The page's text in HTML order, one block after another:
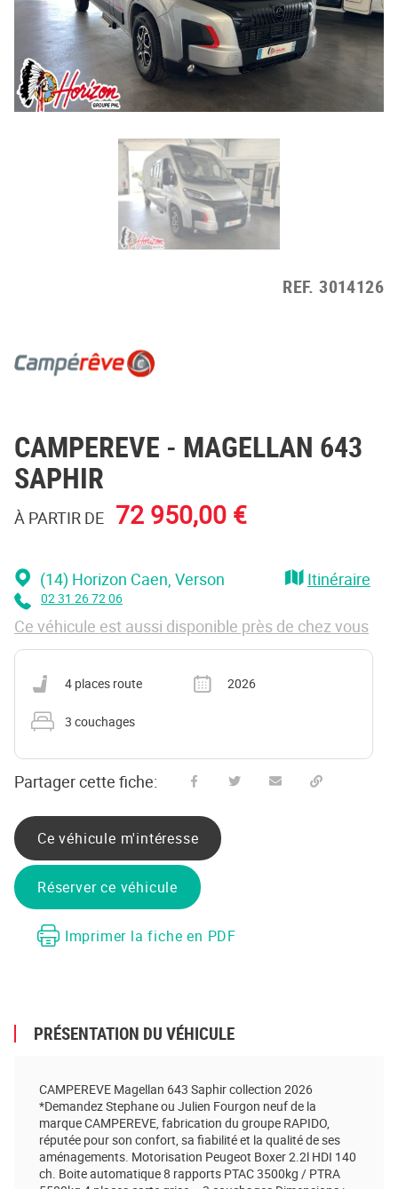
REF.3014126
CAMPEREVE - MAGELLAN 643
SAPHIR
À PARTIR DE 72 950,00 €
(14) Horizon Caen , Verson Itinéraire
02 31 26 72 06
Ce véhicule est aussi disponible près de chez vous
Nombre de places carte grise
4 places route
Année
2026
Nombre de couchages
3 couchages
Partager cette fiche:
Ce véhicule m'intéresse
Réserver ce véhicule
Imprimer la fiche en PDF
PRÉSENTATION DU VÉHICULE
CAMPEREVE Magellan 643 Saphir collection 2026
*Demandez Stephane ou Julien Fourgon neuf de la
marque CAMPEREVE, fabrication du groupe RAPIDO,
réputée pour son confort, sa fiabilité et la qualité de ses
aménagements. Motorisation Peugeot Boxer 2.2l HDI 140
ch. Boite automatique 8 rapports PTAC 3500kg / PTRA